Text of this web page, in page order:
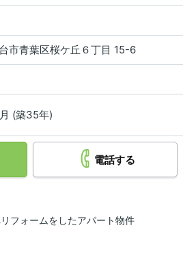
市青葉区桜ケ丘６丁目 15-6
(築35年)
電話する
フォームをしたアパート物件